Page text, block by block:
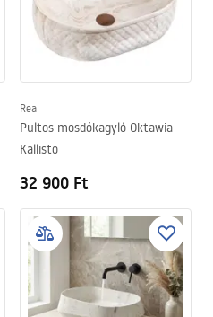
Rea
Pultos mosdókagyló Oktawia
Kallisto
32 900 Ft